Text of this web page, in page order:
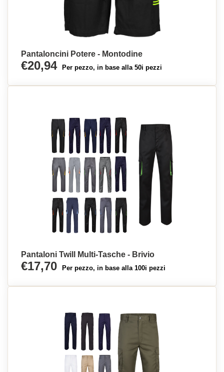
Pantaloncini Potere - Montodine
€20,94 Per pezzo, in base alla 50i pezzi
Pantaloni Twill Multi-Tasche - Brivio
€17,70 Per pezzo, in base alla 100i pezzi